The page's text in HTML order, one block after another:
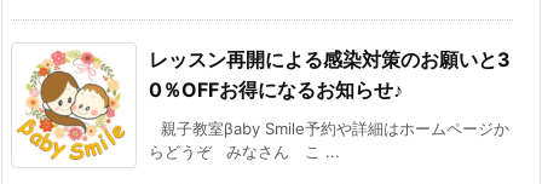
レッスン再開による感染対策のお願いと3
0％OFFお得になるお知らせ♪
親子教室βaby Smile予約や詳細はホームページか
らどうぞ みなさん こ ...